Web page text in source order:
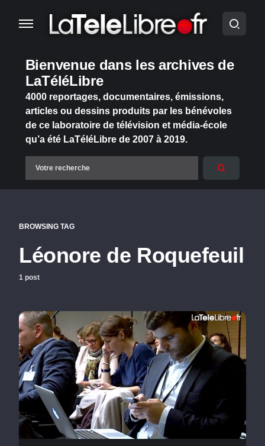
Bienvenue dans les archives de
LaTéléLibre
4000 reportages, documentaires, émissions,
articles ou dessins produits par les bénévoles
de ce laboratoire de télévision et média-école
qu’a été LaTéléLibre de 2007 à 2019.
BROWSING TAG
Léonore de Roquefeuil
1 post